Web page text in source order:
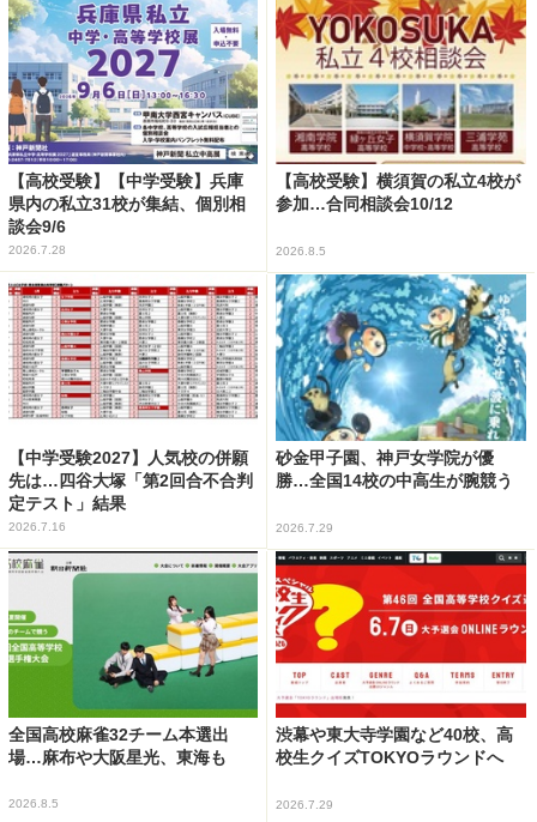
【高校受験】【中学受験】兵庫
県内の私立31校が集結、個別相
談会9/6
2026.7.28
【高校受験】横須賀の私立4校が
参加…合同相談会10/12
2026.8.5
【中学受験2027】人気校の併願
先は…四谷大塚「第2回合不合判
定テスト」結果
2026.7.16
砂金甲子園、神戸女学院が優
勝…全国14校の中高生が腕競う
2026.7.29
全国高校麻雀32チーム本選出
場…麻布や大阪星光、東海も
2026.8.5
渋幕や東大寺学園など40校、高
校生クイズTOKYOラウンドへ
2026.7.29